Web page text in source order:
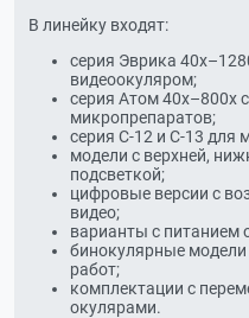
В линейку входят:
серия Эврика
видеоокуляром;
серия Атом 40х–800х
микропрепаратов;
серия С-12 и С-13 для
модели с верхней,
подсветкой;
цифровые версии с
видео;
варианты с питанием
бинокулярные
работ;
комплектации с
окулярами.